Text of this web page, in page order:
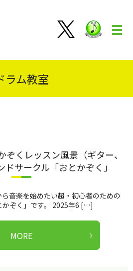
メ
ラム教室
ぞくレッスン風景（ギター、
ドサークル「おとかぞく」
音楽を始めたい超・初心者のための
かぞく」です。 2025年6 […]
MORE